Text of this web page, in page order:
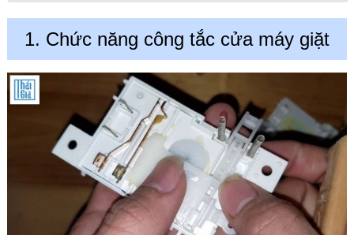
1. Chức năng công tắc cửa máy giặt